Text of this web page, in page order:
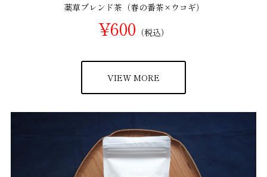
薬草ブレンド茶（春の番茶×ウコギ）
¥600 （税込）
VIEW MORE